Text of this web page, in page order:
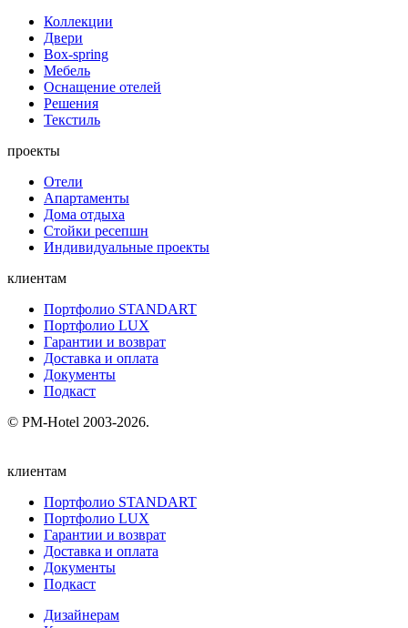
Коллекции
Двери
Box-spring
Мебель
Оснащение отелей
Решения
Текстиль
проекты
Отели
Апартаменты
Дома отдыха
Стойки ресепшн
Индивидуальные проекты
клиентам
Портфолио STANDART
Портфолио LUX
Гарантии и возврат
Доставка и оплата
Документы
Подкаст
© PM-Hotel 2003-2026.
клиентам
Портфолио STANDART
Портфолио LUX
Гарантии и возврат
Доставка и оплата
Документы
Подкаст
Дизайнерам